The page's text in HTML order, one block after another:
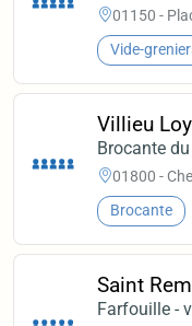
01150 -
Vide-
Villieu
Brocante
01800 -
Brocante
Saint
Farfouille -